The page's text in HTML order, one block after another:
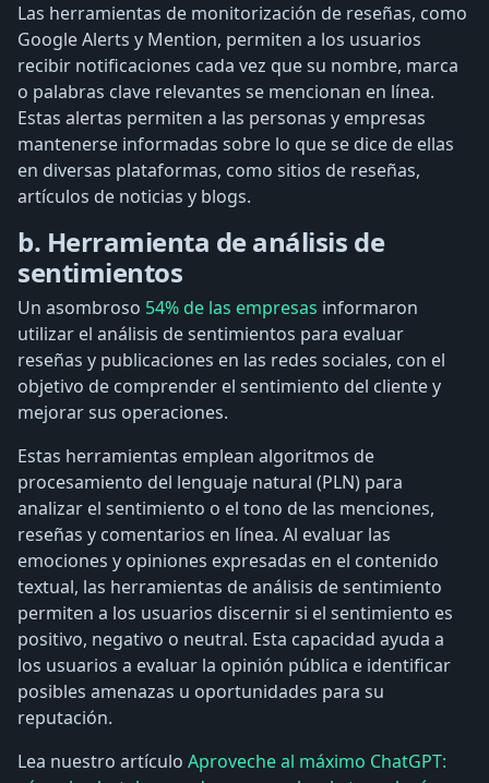
Las herramientas de monitorización de reseñas, como
Google Alerts y Mention, permiten a los usuarios
recibir notificaciones cada vez que su nombre, marca
o palabras clave relevantes se mencionan en línea.
Estas alertas permiten a las personas y empresas
mantenerse informadas sobre lo que se dice de ellas
en diversas plataformas, como sitios de reseñas,
artículos de noticias y blogs.
b. Herramienta de análisis de
sentimientos
Un asombroso 54% de las empresas informaron
utilizar el análisis de sentimientos para evaluar
reseñas y publicaciones en las redes sociales, con el
objetivo de comprender el sentimiento del cliente y
mejorar sus operaciones.
Estas herramientas emplean algoritmos de
procesamiento del lenguaje natural (PLN) para
analizar el sentimiento o el tono de las menciones,
reseñas y comentarios en línea. Al evaluar las
emociones y opiniones expresadas en el contenido
textual, las herramientas de análisis de sentimiento
permiten a los usuarios discernir si el sentimiento es
positivo, negativo o neutral. Esta capacidad ayuda a
los usuarios a evaluar la opinión pública e identificar
posibles amenazas u oportunidades para su
reputación.
Lea nuestro artículo Aproveche al máximo ChatGPT: